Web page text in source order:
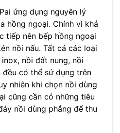
ứng dụng nguyên lý
hồng ngoại. Chính vì khả
tiếp nên bếp hồng ngoại
nồi nấu. Tất cả các loại
nồi đất nung, nồi
có thể sử dụng trên
nhiên khi chọn nồi dùng
cũng cần có những tiêu
nồi dùng phẳng để thu